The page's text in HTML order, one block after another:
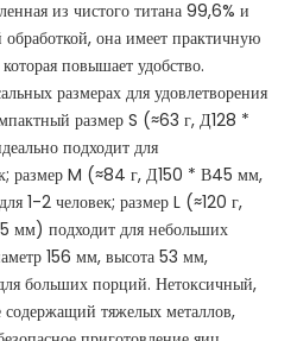
из чистого титана 99,6% и
обработкой, она имеет практичную
повышает удобство.
размерах для удовлетворения
размер S (≈63 г, Д128 *
подходит для
размер M (≈84 г, Д150 * В45 мм,
1-2 человек; размер L (≈120 г,
подходит для небольших
156 мм, высота 53 мм,
больших порций. Нетоксичный,
тяжелых металлов,